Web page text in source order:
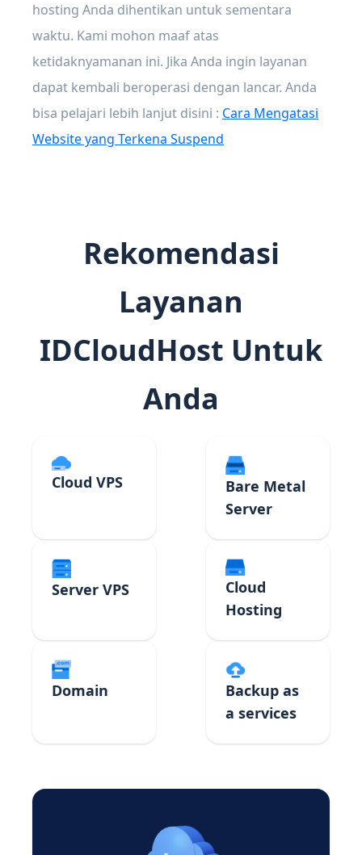
hosting Anda dihentikan untuk sementara
waktu. Kami mohon maaf atas
ketidaknyamanan ini. Jika Anda ingin layanan
dapat kembali beroperasi dengan lancar. Anda
bisa pelajari lebih lanjut disini : Cara Mengatasi
Website yang Terkena Suspend
Rekomendasi
Layanan
IDCloudHost Untuk
Anda
Cloud VPS
Bare Metal
Server
Server VPS
Cloud
Hosting
Domain
Backup as
a services